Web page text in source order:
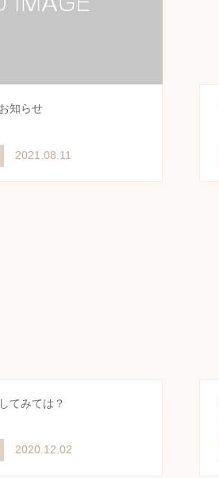
知らせ
2021.08.11
てみては？
2020.12.02